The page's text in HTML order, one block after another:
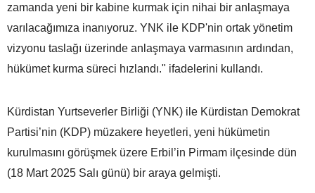
zamanda yeni bir kabine kurmak için nihai bir anlaşmaya
varılacağımıza inanıyoruz. YNK ile KDP'nin ortak yönetim
vizyonu taslağı üzerinde anlaşmaya varmasının ardından,
hükümet kurma süreci hızlandı." ifadelerini kullandı.
Kürdistan Yurtseverler Birliği (YNK) ile Kürdistan Demokrat
Partisi’nin (KDP) müzakere heyetleri, yeni hükümetin
kurulmasını görüşmek üzere Erbil’in Pirmam ilçesinde dün
(18 Mart 2025 Salı günü) bir araya gelmişti.